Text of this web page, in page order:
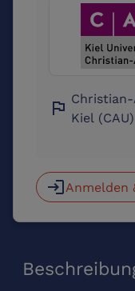
flag Kiel (CAU)
loginAnmelden